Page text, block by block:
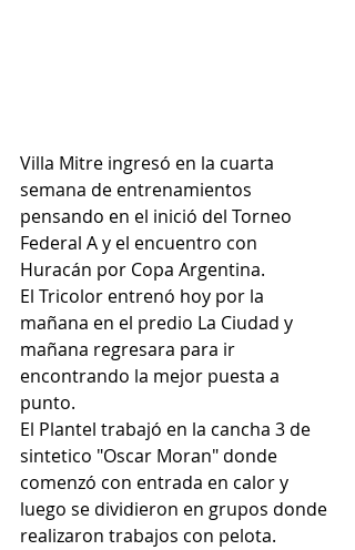
Villa Mitre ingresó en la cuarta
semana de entrenamientos
pensando en el inició del Torneo
Federal A y el encuentro con
Huracán por Copa Argentina.
El Tricolor entrenó hoy por la
mañana en el predio La Ciudad y
mañana regresara para ir
encontrando la mejor puesta a
punto.
El Plantel trabajó en la cancha 3 de
sintetico "Oscar Moran" donde
comenzó con entrada en calor y
luego se dividieron en grupos donde
realizaron trabajos con pelota.